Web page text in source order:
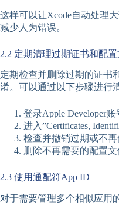
这样可以让Xcode自动处理
减少人为错误。
2.2 定期清理过期证书和配
定期检查并删除过期的证书
淆。可以通过以下步骤进行
登录Apple Developer账
进入”Certificates,
检查并撤销过期或不
删除不再需要的配置文
2.3 使用通配符App ID
对于需要管理多个相似应用